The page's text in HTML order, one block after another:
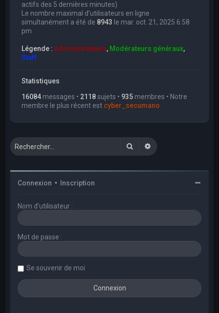
actifs des 5 dernières minutes)
Le nombre maximal d’utilisateurs en ligne
simultanément a été de 8943 le mar. oct. 21, 2025 6:58
pm
Légende :Administrateurs, Modérateurs généraux,
Staff
Statistiques
16084 messages • 2118sujets • 935 membres • Notre
membre le plus récent est cyber_secumano
RechercherRecherche avancée
Connexion • Inscription
Nom d’utilisateur :
Mot de passe :
Se souvenir de moi